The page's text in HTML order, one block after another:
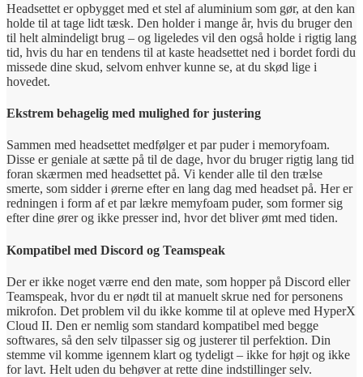
Headsettet er opbygget med et stel af aluminium som gør, at den kan
holde til at tage lidt tæsk. Den holder i mange år, hvis du bruger den
til helt almindeligt brug – og ligeledes vil den også holde i rigtig lang
tid, hvis du har en tendens til at kaste headsettet ned i bordet fordi du
missede dine skud, selvom enhver kunne se, at du skød lige i
hovedet.
Ekstrem behagelig med mulighed for justering
Sammen med headsettet medfølger et par puder i memoryfoam.
Disse er geniale at sætte på til de dage, hvor du bruger rigtig lang tid
foran skærmen med headsettet på. Vi kender alle til den trælse
smerte, som sidder i ørerne efter en lang dag med headset på. Her er
redningen i form af et par lækre memyfoam puder, som former sig
efter dine ører og ikke presser ind, hvor det bliver ømt med tiden.
Kompatibel med Discord og Teamspeak
Der er ikke noget værre end den mate, som hopper på Discord eller
Teamspeak, hvor du er nødt til at manuelt skrue ned for personens
mikrofon. Det problem vil du ikke komme til at opleve med HyperX
Cloud II. Den er nemlig som standard kompatibel med begge
softwares, så den selv tilpasser sig og justerer til perfektion. Din
stemme vil komme igennem klart og tydeligt – ikke for højt og ikke
for lavt. Helt uden du behøver at rette dine indstillinger selv.